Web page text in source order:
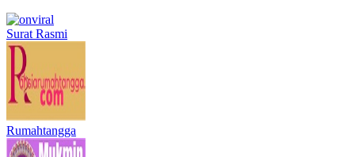
Surat Rasmi
Rumahtangga